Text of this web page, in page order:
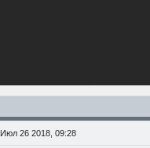
Июл 26 2018, 09:28